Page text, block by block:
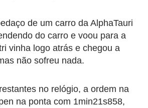
de um carro da AlphaTauri
do carro e voou para a
vinha logo atrás e chegou a
não sofreu nada.
no relógio, a ordem na
na ponta com 1min21s858,